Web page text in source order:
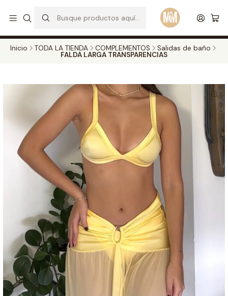
Envios a todo el pais. Opcion EXPRESS en Medellin y Bogota Leer más
Inicio TODA LA TIENDA COMPLEMENTOS Salidas de baño
FALDA LARGA TRANSPARENCIAS